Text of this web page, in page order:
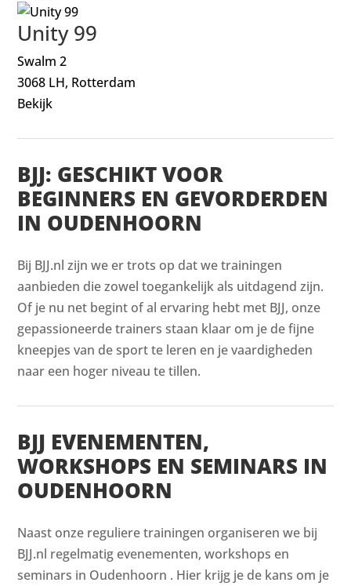
Unity 99
Swalm 2
3068 LH, Rotterdam
Bekijk
BJJ: GESCHIKT VOOR
BEGINNERS EN GEVORDERDEN
IN OUDENHOORN
Bij BJJ.nl zijn we er trots op dat we trainingen
aanbieden die zowel toegankelijk als uitdagend zijn.
Of je nu net begint of al ervaring hebt met BJJ, onze
gepassioneerde trainers staan klaar om je de fijne
kneepjes van de sport te leren en je vaardigheden
naar een hoger niveau te tillen.
BJJ EVENEMENTEN,
WORKSHOPS EN SEMINARS IN
OUDENHOORN
Naast onze reguliere trainingen organiseren we bij
BJJ.nl regelmatig evenementen, workshops en
seminars in Oudenhoorn . Hier krijg je de kans om je